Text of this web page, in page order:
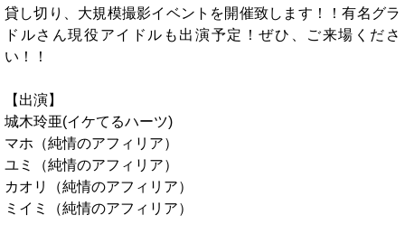
貸し切り、大規模撮影イベントを開催致します！！有名グラ
ドルさん現役アイドルも出演予定！ぜひ、ご来場くださ
い！！
【出演】
城木玲亜(イケてるハーツ)
マホ（純情のアフィリア）
ユミ（純情のアフィリア）
カオリ（純情のアフィリア）
ミイミ（純情のアフィリア）